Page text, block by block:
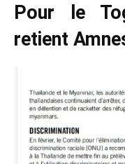
Pour le
retient